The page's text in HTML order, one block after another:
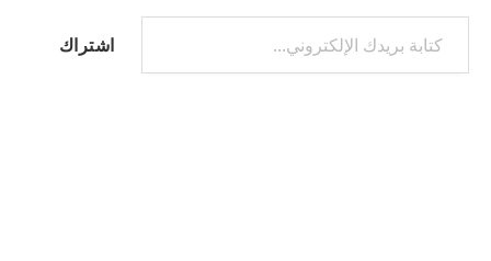
كتابة بريدك الإلكتروني...
اشتراك